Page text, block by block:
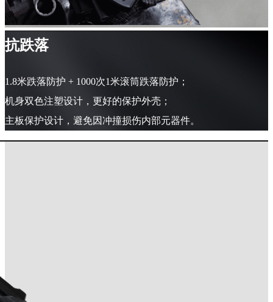
抗跌落
1.8米跌落防护 + 1000次1米滚筒跌落防护；
机身双色注塑设计，更好的保护外壳；
主板保护设计，避免因冲撞损伤内部元器件。